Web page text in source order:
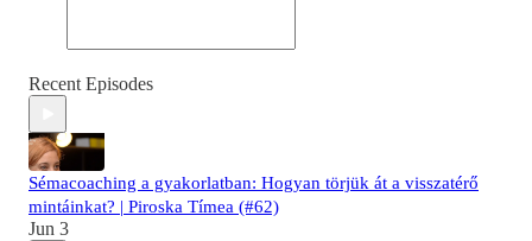
Recent Episodes
Sémacoaching a gyakorlatban: Hogyan törjük át a visszatérő
mintáinkat? | Piroska Tímea (#62)
Jun 3